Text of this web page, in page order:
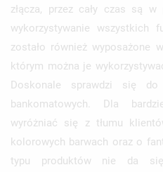
złącza, przez cały czas są w
wykorzystywanie wszystkich
zostało również wyposażone
którym można je
Doskonale sprawdzi się
bankomatowych. Dla
wyróżniać się z tłumu
kolorowych barwach oraz o
typu produktów nie da